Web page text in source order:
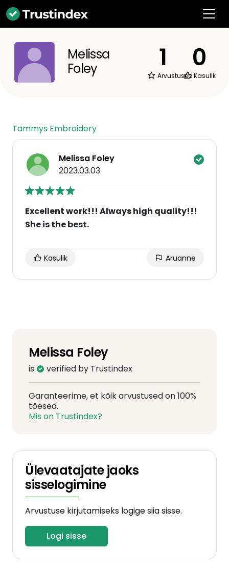
Melissa
Foley
1
Arvustused
0
Kasulik
Tammys Embroidery
Melissa Foley
2023.03.03
Excellent work!!! Always high quality!!!
She is the best.
Kasulik Aruanne
Melissa Foley
is verified by Trustindex
Garanteerime, et kõik arvustused on 100%
tõesed.
Mis on Trustindex?
Ülevaatajate jaoks
sisselogimine
Arvustuse kirjutamiseks logige siia sisse.
Logi sisse